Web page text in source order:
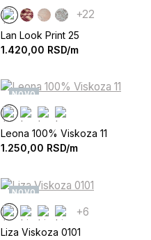
+22
Lan Look Print 25
1.420,00 RSD/m
NOVO
Leona 100% Viskoza 11
1.250,00 RSD/m
NOVO
+6
Liza Viskoza 0101